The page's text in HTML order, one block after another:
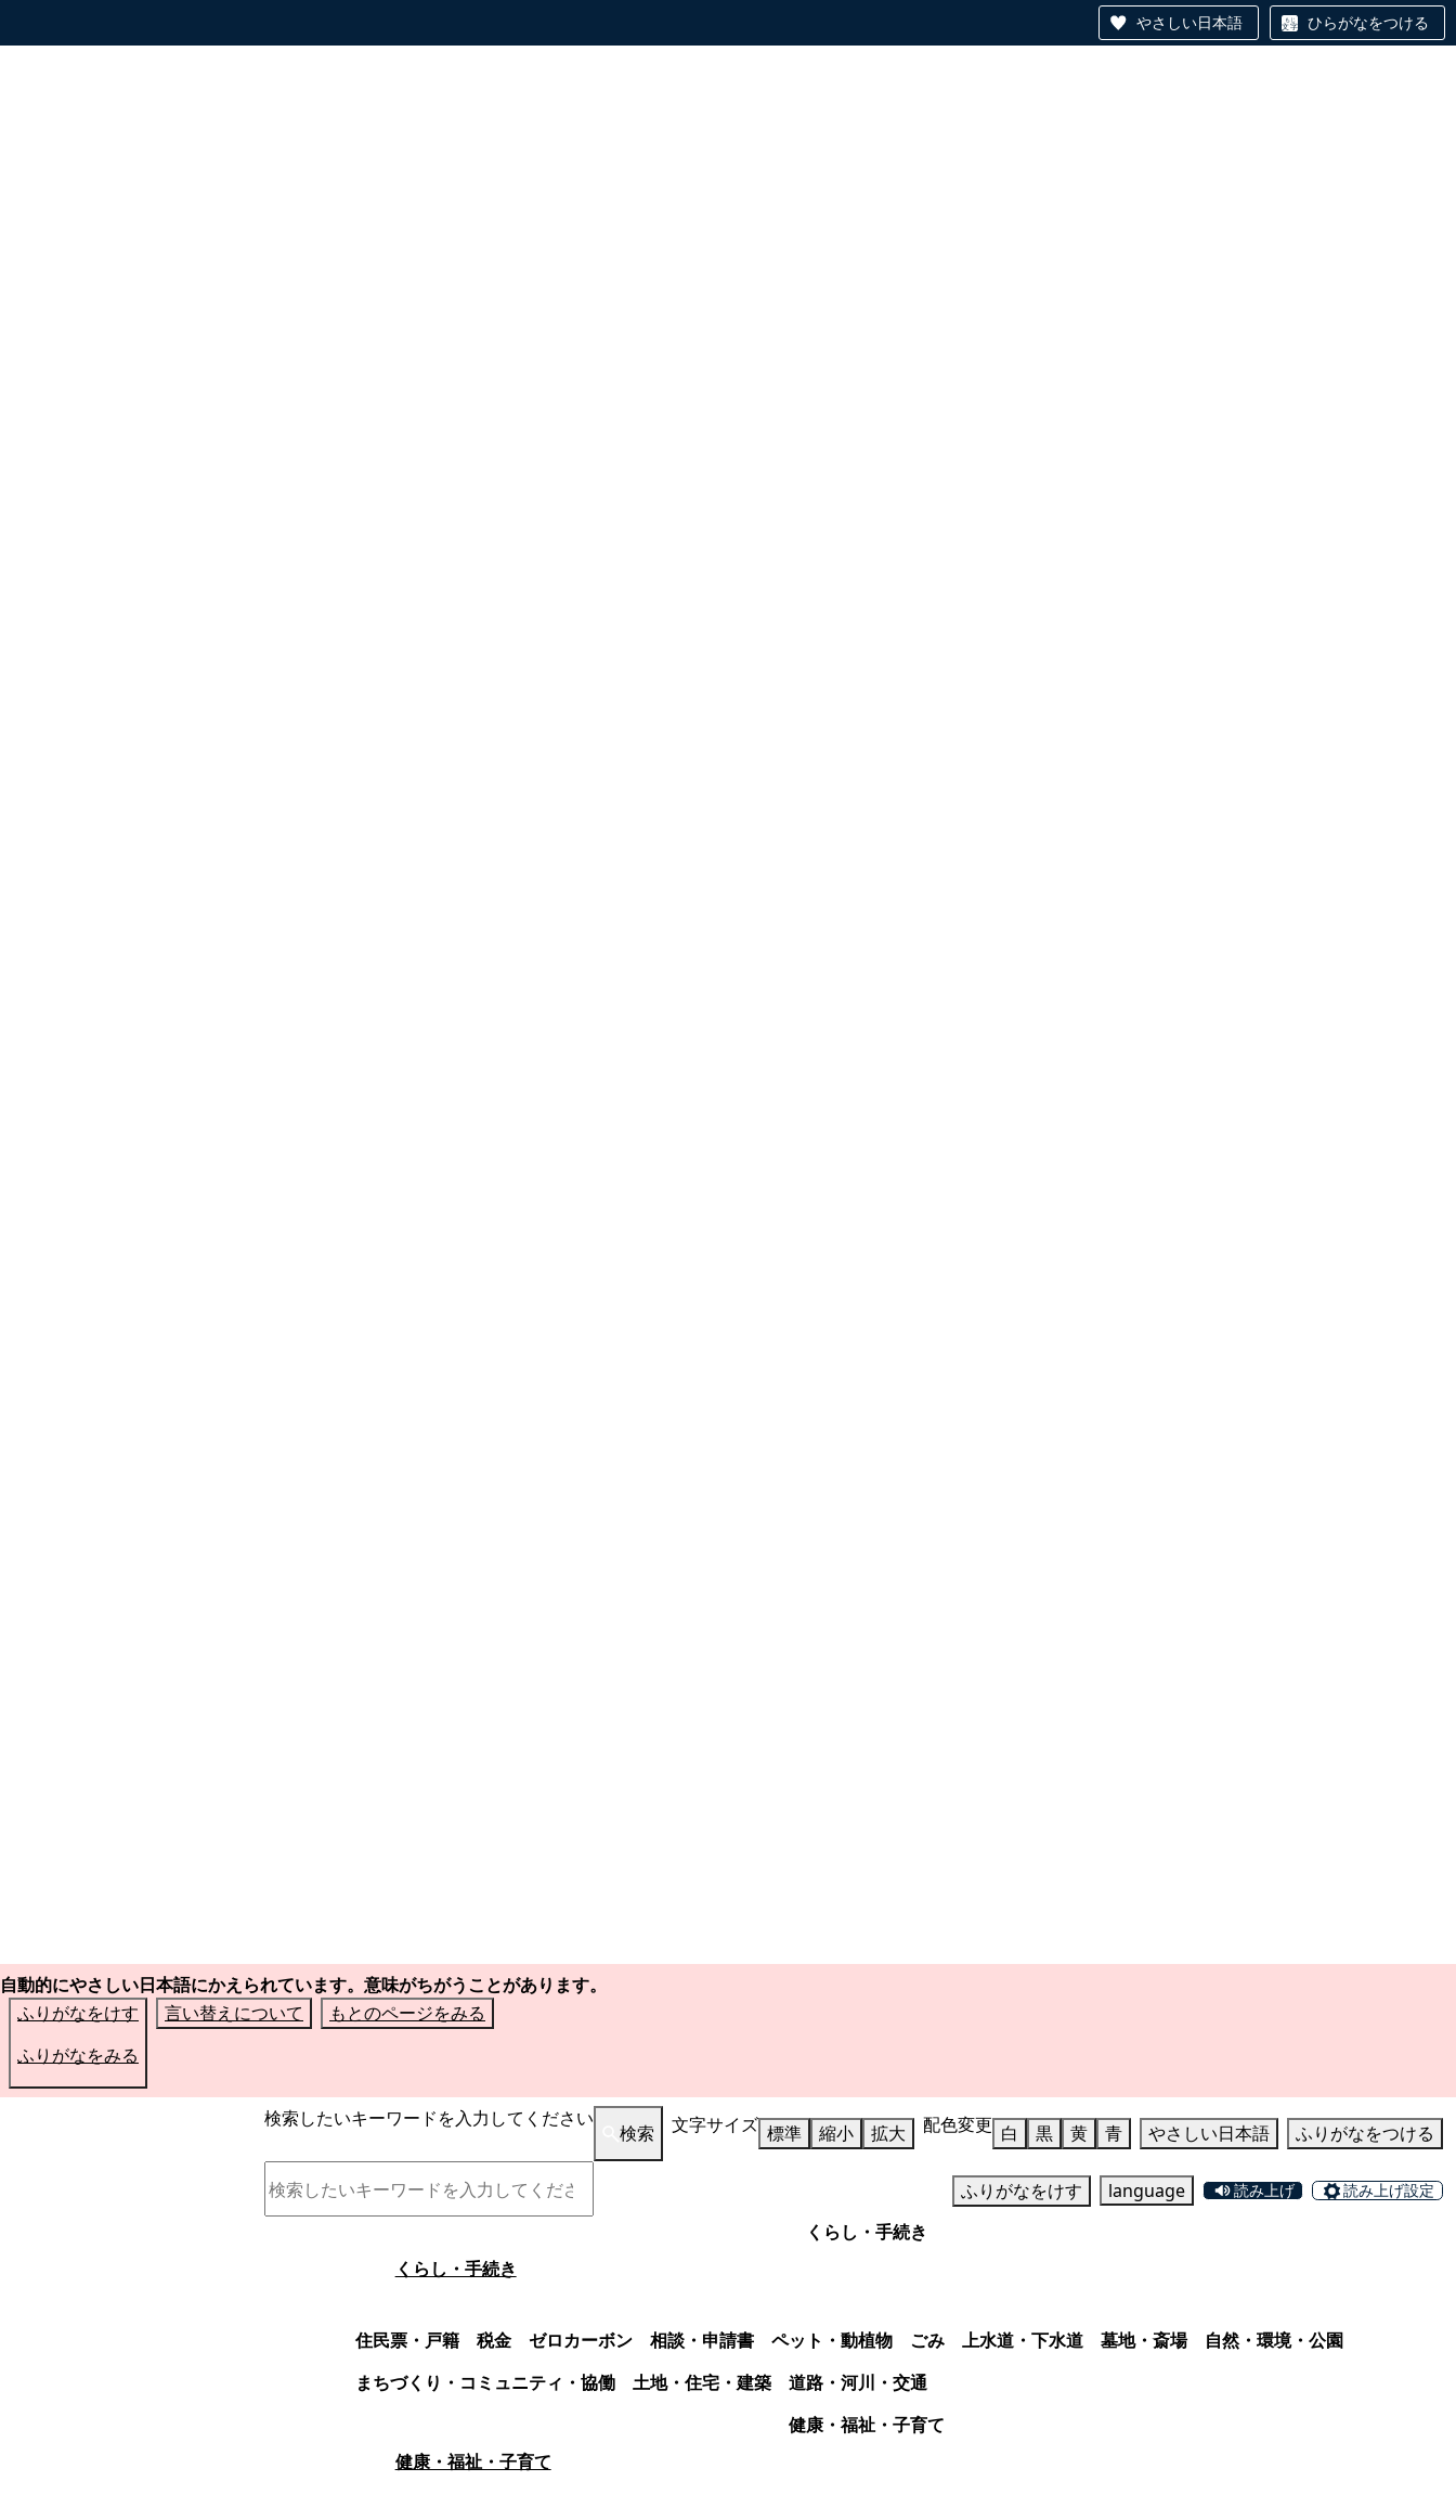
やさしい日本語 ひらがなをつける
自動的にやさしい日本語にかえられています。意味がちがうことがあります。
ふりがなをけす
ふりがなをみる
言い替えについて もとのページをみる
検索したいキーワードを入力してください
検索 文字サイズ 標準 縮小 拡大 配色変更 白 黒 黄 青 やさしい日本語 ふりがなをつける
ふりがなをけす language 読み上げ 読み上げ設定
くらし・手続き
くらし・手続き
住民票・戸籍 税金 ゼロカーボン 相談・申請書 ペット・動植物 ごみ 上水道・下水道 墓地・斎場
自然・環境・公園
まちづくり・コミュニティ・協働
土地・住宅・建築
道路・河川・交通
健康・福祉・子育て
健康・福祉・子育て